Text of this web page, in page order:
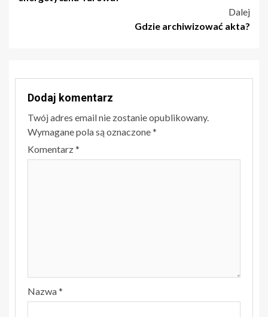
Dalej
Gdzie archiwizować akta?
Dodaj komentarz
Twój adres email nie zostanie opublikowany.
Wymagane pola są oznaczone*
Komentarz*
Nazwa*